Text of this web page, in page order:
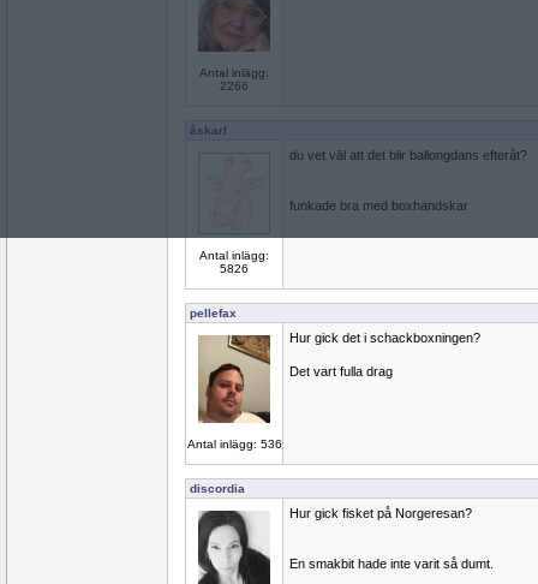
Antal inlägg:
2266
åskarl
Antal inlägg:
5826
du vet väl att det blir ballongdans efteråt?
funkade bra med boxhandskar
pellefax
Antal inlägg: 536
Hur gick det i schackboxningen?
Det vart fulla drag
discordia
Hur gick fisket på Norgeresan?
En smakbit hade inte varit så dumt.